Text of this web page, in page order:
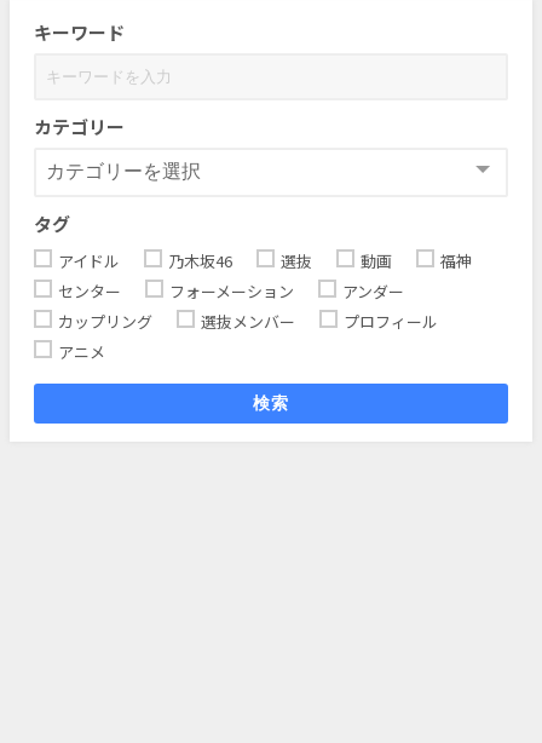
キーワード
カテゴリー
タグ
アイドル 乃木坂46 選抜 動画
福神
センター
フォーメーション
アンダー
カップリング
選抜メンバー
プロフィール
アニメ
検索